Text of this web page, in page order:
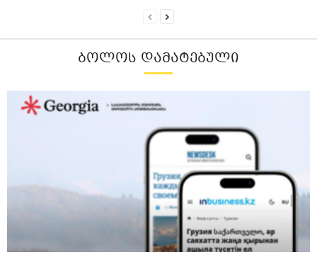
ᲑᲝᲚᲝᲡ ᲓᲐᲛᲐᲢᲔᲑᲣᲚᲘ